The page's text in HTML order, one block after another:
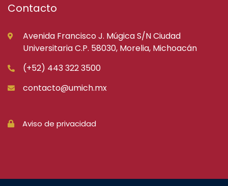
Contacto
Avenida Francisco J. Múgica S/N Ciudad
Universitaria C.P. 58030, Morelia, Michoacán
(+52) 443 322 3500
contacto@umich.mx
Aviso de privacidad